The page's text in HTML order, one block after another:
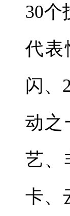
30个
代表
闪、
动之
艺、
卡、